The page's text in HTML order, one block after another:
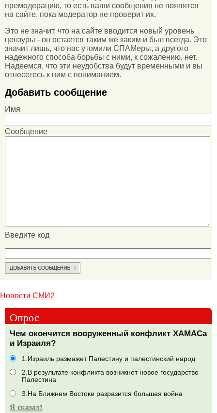
премодерацию, то есть ваши сообщения не появятся
на сайте, пока модератор не проверит их.
Это не значит, что на сайте вводится новый уровень
цензуры - он остается таким же каким и был всегда. Это
значит лишь, что нас утомили СПАМеры, а другого
надежного способа борьбы с ними, к сожалению, нет.
Надеемся, что эти неудобства будут временными и вы
отнесетесь к ним с пониманием.
Добавить сообщение
Имя
Сообщение
Введите код
Новости СМИ2
Опрос
Чем окончится вооруженный конфликт ХАМАСа
и Израиля?
1.Израиль размажет Палестину и палестинский народ
2.В результате конфликта возникнет новое государство
Палестина
3.На Ближнем Востоке разразится большая война